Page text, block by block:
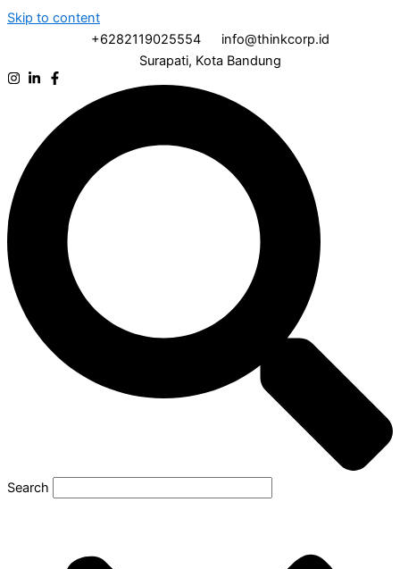
Skip to content
+6282119025554
info@thinkcorp.id
Surapati, Kota Bandung
Search